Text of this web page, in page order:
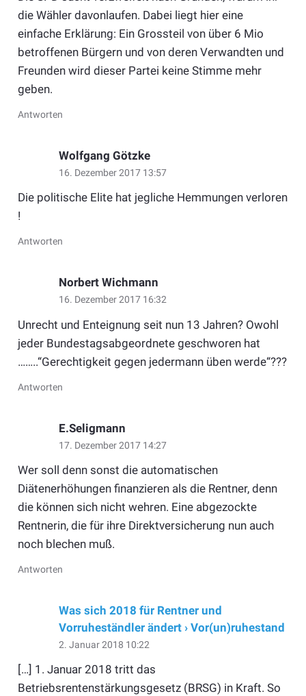
die Wähler davonlaufen. Dabei liegt hier eine
einfache Erklärung: Ein Grossteil von über 6 Mio
betroffenen Bürgern und von deren Verwandten und
Freunden wird dieser Partei keine Stimme mehr
geben.
Antworten
Wolfgang Götzke
16. Dezember 2017 13:57
Die politische Elite hat jegliche Hemmungen verloren
!
Antworten
Norbert Wichmann
16. Dezember 2017 16:32
Unrecht und Enteignung seit nun 13 Jahren? Owohl
jeder Bundestagsabgeordnete geschworen hat
……..“Gerechtigkeit gegen jedermann üben werde“???
Antworten
E.Seligmann
17. Dezember 2017 14:27
Wer soll denn sonst die automatischen
Diätenerhöhungen finanzieren als die Rentner, denn
die können sich nicht wehren. Eine abgezockte
Rentnerin, die für ihre Direktversicherung nun auch
noch blechen muß.
Antworten
Was sich 2018 für Rentner und
Vorruheständler ändert › Vor(un)ruhestand
2. Januar 2018 10:22
[…] 1. Januar 2018 tritt das
Betriebsrentenstärkungsgesetz (BRSG) in Kraft. So